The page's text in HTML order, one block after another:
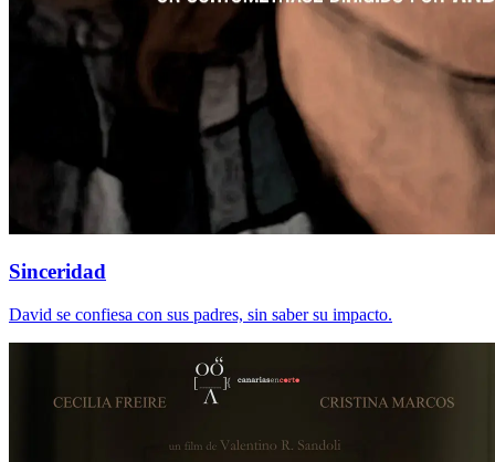
Sinceridad
David se confiesa con sus padres, sin saber su impacto.